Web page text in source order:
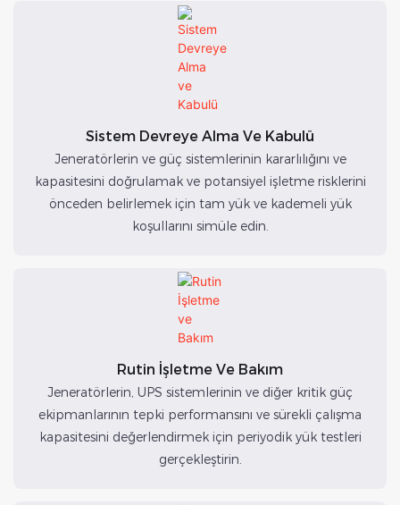
Sistem Devreye Alma Ve Kabulü
Jeneratörlerin ve güç sistemlerinin kararlılığını ve
kapasitesini doğrulamak ve potansiyel işletme risklerini
önceden belirlemek için tam yük ve kademeli yük
koşullarını simüle edin.
Rutin İşletme Ve Bakım
Jeneratörlerin, UPS sistemlerinin ve diğer kritik güç
ekipmanlarının tepki performansını ve sürekli çalışma
kapasitesini değerlendirmek için periyodik yük testleri
gerçekleştirin.